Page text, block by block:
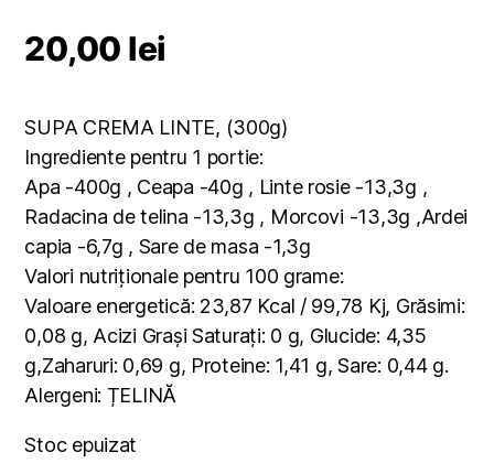
20,00 lei
SUPA CREMA LINTE, (300g)
Ingrediente pentru 1 portie:
Apa -400g , Ceapa -40g , Linte rosie -13,3g ,
Radacina de telina -13,3g , Morcovi -13,3g ,Ardei
capia -6,7g , Sare de masa -1,3g
Valori nutriționale pentru 100 grame:
Valoare energetică: 23,87 Kcal / 99,78 Kj, Grăsimi:
0,08 g, Acizi Grași Saturați: 0 g, Glucide: 4,35
g,Zaharuri: 0,69 g, Proteine: 1,41 g, Sare: 0,44 g.
Alergeni: ȚELINĂ
Stoc epuizat